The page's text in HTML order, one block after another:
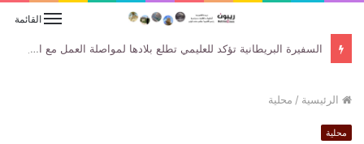
القائمة
السفيرة البريطانية تؤكد للعليمي تطلع بلادها لمواصلة العمل مع الحكومة اليمنية لتعزيز جهود السلام والاستقرار
الرئيسية / محلية
محلية